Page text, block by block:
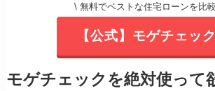
\ 無料でベストな住宅ローンを比
【公式】モゲチェッ
モゲチェックを絶対使って